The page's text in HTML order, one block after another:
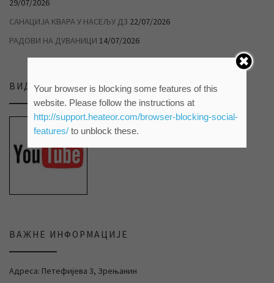
29/07/2026
САНАЦИЈА КВАРА У НАСЕЉУ Д3 22/07/2026
РАДОВИ НА ДУВАНИЦИ 14/07/2026
ВИДЕО ПРИЛОЗИ НА НАШЕМ ЈУТЈУБ КАНАЛУ
ВАЖНЕ ИНФОРМАЦИЈЕ
Адреса: Петефијева 3, Зрењанин
Your browser is blocking some features of this
website. Please follow the instructions at
http://support.heateor.com/browser-blocking-social-
features/to unblock these.